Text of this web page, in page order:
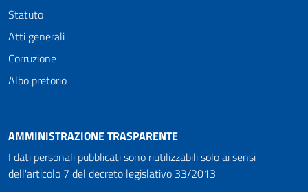
Statuto
Atti generali
Corruzione
Albo pretorio
AMMINISTRAZIONE TRASPARENTE
I dati personali pubblicati sono riutilizzabili solo ai sensi
dell'articolo 7 del decreto legislativo 33/2013